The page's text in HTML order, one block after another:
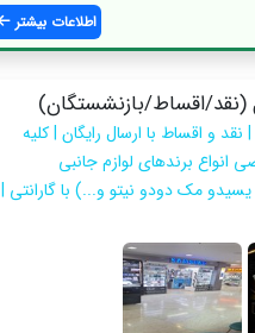
اطلاعات بیشتر
اقساط/بازنشستگان)
و اقساط با ارسال رایگان | کلیه
برندهای لوازم جانبی
مک دودو نیتو و...) با گارانتی |